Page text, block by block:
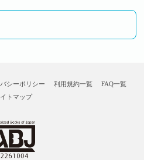
シーポリシー 利用規約一覧
FAQ一覧
トマップ